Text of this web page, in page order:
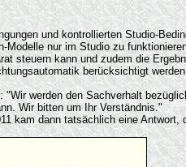
und kontrollierten Studio-
nur im Studio zu
steuern kann und zudem die
berücksichtigt
werden den Sachverhalt
Wir bitten um Ihr Verständnis."
kam dann tatsächlich eine Antwort,